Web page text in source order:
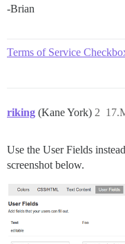
-Brian
Terms of Service
riking (Kane York) 2
Use the User Fields
screenshot below.